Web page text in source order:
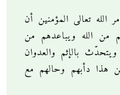
الله تعالى المؤمنين أن
من الله ويباعدهم من
بالإثم والعدوان
هذا دأبهم وحالهم مع